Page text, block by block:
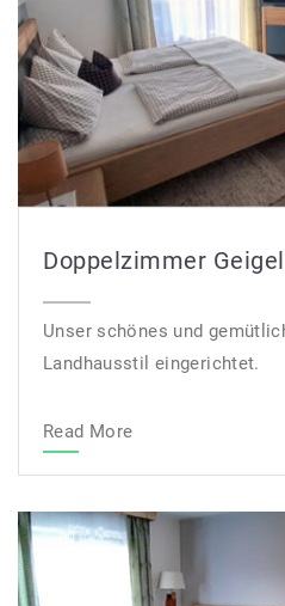
Doppelzimmer
Unser schönes und
Landhausstil eingerichtet.
Read More